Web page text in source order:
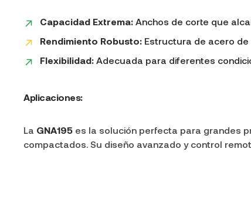
Capacidad Extrema: Anchos de corte que
Rendimiento Robusto: Estructura de acero
Flexibilidad: Adecuada para diferentes
Aplicaciones:
La GNA195 es la solución perfecta para grandes
compactados. Su diseño avanzado y control